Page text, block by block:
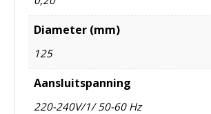
Diameter (mm)
125
Aansluitspanning
220-240V/1/ 50-60 Hz